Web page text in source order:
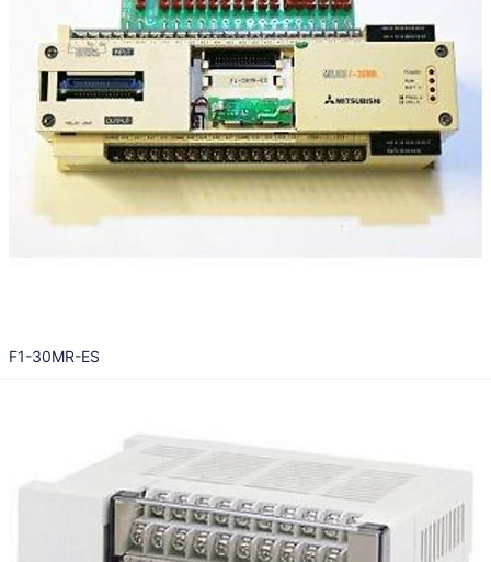
F1-30MR-ES